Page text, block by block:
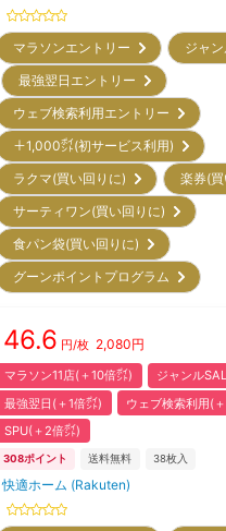
マラソンエントリー
ジャ
最強翌日エントリー
ウェブ検索利用エントリー
＋1,000㌽(初サービス利用)
ラクマ(買い回りに)
楽券(
サーティワン(買い回りに)
食パン袋(買い回りに)
グーンポイントプログラム
46.6 円/枚 2,080円
マラソン11店(＋10倍㌽)
ジャンル
最強翌日(＋1倍㌽)
ウェブ検索利用(
SPU(＋2倍㌽)
308ポイント 送料無料 38枚入
快適ホーム (Rakuten)